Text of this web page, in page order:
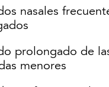
nasales
prolongado de
menores